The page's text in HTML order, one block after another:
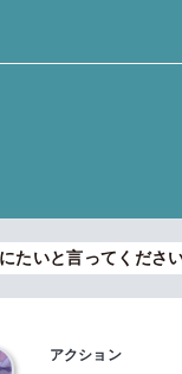
たいと言ってくだ
アクション